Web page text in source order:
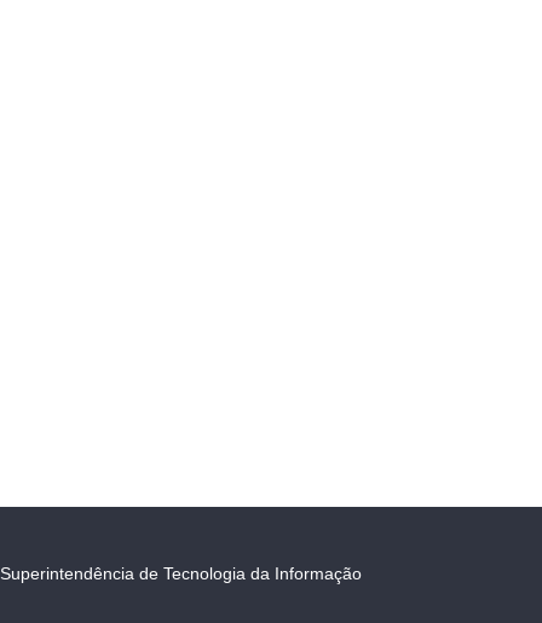
Superintendência de Tecnologia da Informação